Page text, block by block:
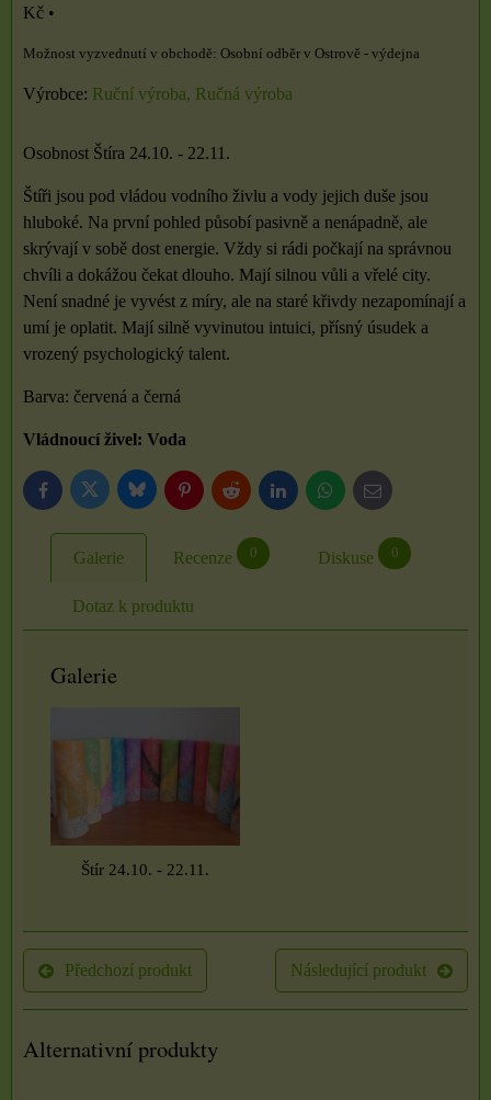
Kč •
Osobní odběr v Ostrově - výdejna
Výrobce: Ruční výroba, Ručná výroba
Osobnost Štíra 24.10. - 22.11.
Štíři jsou pod vládou vodního živlu a vody jejich duše jsou
hluboké. Na první pohled působí pasivně a nenápadně, ale
skrývají v sobě dost energie. Vždy si rádi počkají na správnou
chvíli a dokážou čekat dlouho. Mají silnou vůli a vřelé city.
Není snadné je vyvést z míry, ale na staré křivdy nezapomínají a
umí je oplatit. Mají silně vyvinutou intuici, přísný úsudek a
vrozený psychologický talent.
Barva: červená a černá
Vládnoucí živel: Voda
FacebookTwitter BlueskyPinterestReddit LinkedInWhatsApp
E-
mail
Galerie Recenze 0 Diskuse 0
Dotaz k produktu
Galerie
Štír 24.10. - 22.11.
Předchozí produkt Následující produkt
Alternativní produkty